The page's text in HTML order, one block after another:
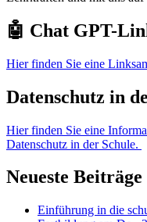
🤖 Chat GPT-
Hier finden Sie eine
Datenschutz in
Hier finden Sie eine
Datenschutz in der Schule.
Neueste Beiträge
Einführung in die